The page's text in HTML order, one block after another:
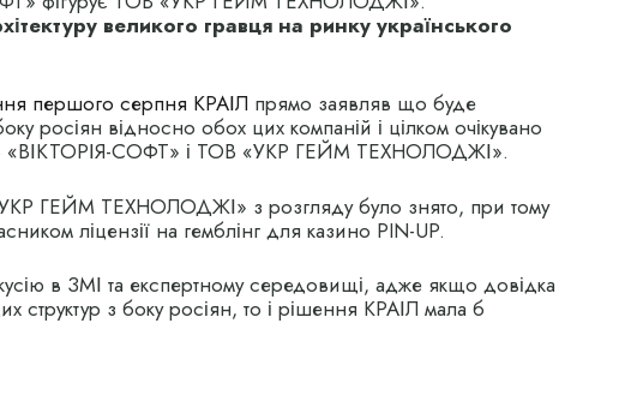
великого гравця на ринку українського
першого серпня КРАІЛ прямо заявляв що буде
росіян відносно обох цих компаній і цілком очікувано
«ВІКТОРІЯ-СОФТ» і ТОВ «УКР ГЕЙМ ТЕХНОЛОДЖІ».
ГЕЙМ ТЕХНОЛОДЖІ» з розгляду було знято, при тому
ліцензії на гемблінг для казино PIN-UP.
в ЗМІ та експертному середовищі, адже якщо довідка
структур з боку росіян, то і рішення КРАІЛ мала б